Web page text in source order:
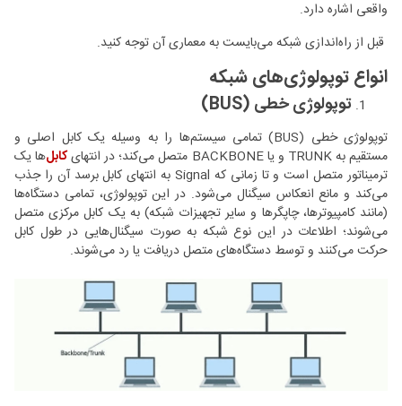
واقعی اشاره دارد.
قبل از راه‌اندازی شبکه می‌بایست به معماری آن توجه کنید.
انواع توپولوژی‌های شبکه
توپولوژی خطی (BUS)
توپولوژی خطی (BUS) تمامی سیستم‌ها را به وسیله یک کابل اصلی و
مستقیم به TRUNK و یا BACKBONE متصل می‌کند؛ در انتهای
کابل‌ها یک
ترمیناتور متصل است و تا زمانی که Signal به انتهای کابل برسد آن را جذب
می‌کند و مانع انعکاس سیگنال می‌شود. در این توپولوژی، تمامی دستگاه‌ها
(مانند کامپیوترها، چاپگرها و سایر تجهیزات شبکه) به یک کابل مرکزی متصل
می‌شوند؛ اطلاعات در این نوع شبکه به صورت سیگنال‌هایی در طول کابل
حرکت می‌کنند و توسط دستگاه‌های متصل دریافت یا رد می‌شوند.